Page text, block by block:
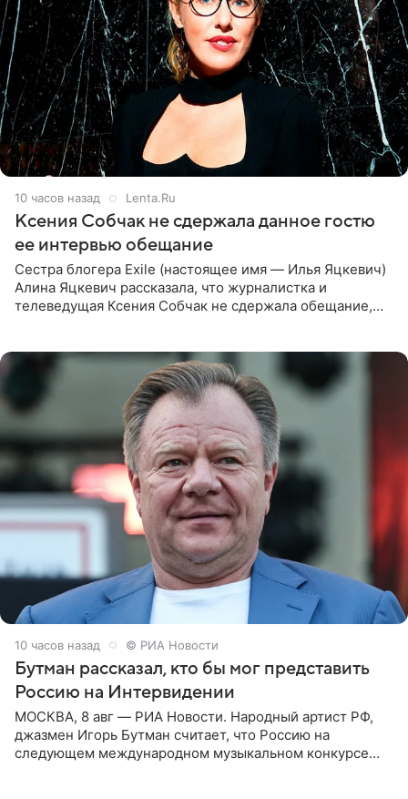
10 часов назад Lenta.Ru
Ксения Собчак не сдержала данное гостю
ее интервью обещание
Сестра блогера Exile (настоящее имя — Илья Яцкевич)
Алина Яцкевич рассказала, что журналистка и
телеведущая Ксения Собчак не сдержала обещание,
10 часов назад © РИА Новости
Бутман рассказал, кто бы мог представить
Россию на Интервидении
МОСКВА, 8 авг — РИА Новости. Народный артист РФ,
джазмен Игорь Бутман считает, что Россию на
следующем международном музыкальном конкурсе